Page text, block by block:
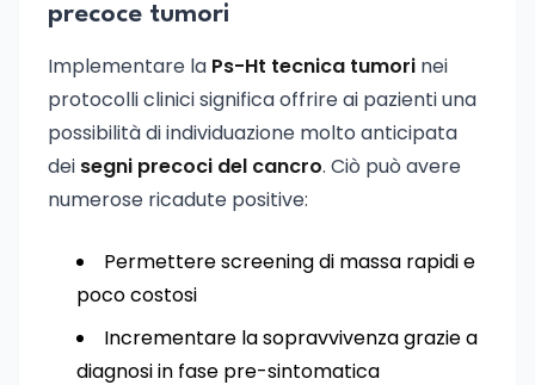
precoce tumori
Implementare la Ps-Ht tecnica tumori nei
protocolli clinici significa offrire ai pazienti una
possibilità di individuazione molto anticipata
dei segni precoci del cancro. Ciò può avere
numerose ricadute positive:
Permettere screening di massa rapidi e
poco costosi
Incrementare la sopravvivenza grazie a
diagnosi in fase pre-sintomatica